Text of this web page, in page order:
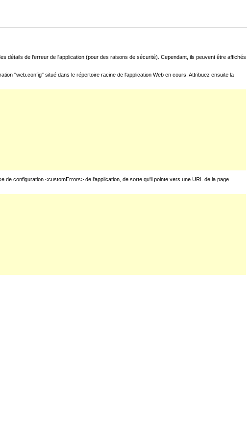
détails de l'erreur de l'application (pour des raisons de sécurité). Cependant, ils peuvent être affichés
"web.config" situé dans le répertoire racine de l'application Web en cours. Attribuez ensuite la
configuration <customErrors> de l'application, de sorte qu'il pointe vers une URL de la page